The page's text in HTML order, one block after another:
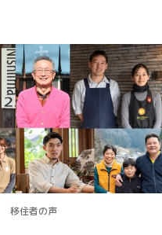
移住者の声